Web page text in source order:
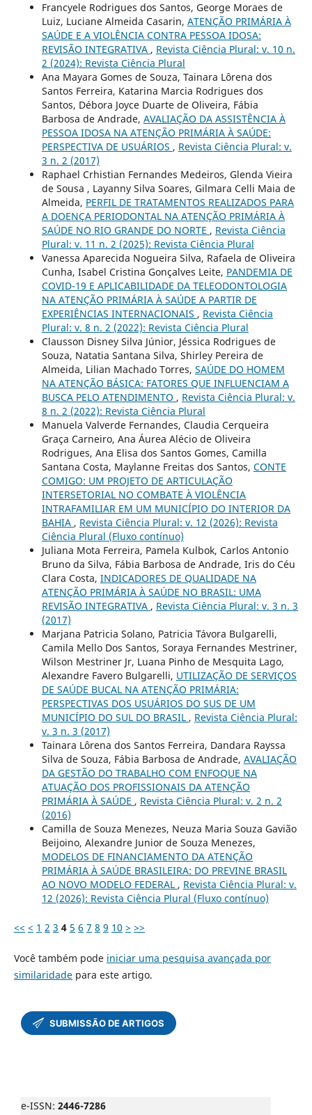
Francyele Rodrigues dos Santos, George Moraes de
Luiz, Luciane Almeida Casarin, ATENÇÃO PRIMÁRIA À
SAÚDE E A VIOLÊNCIA CONTRA PESSOA IDOSA:
REVISÃO INTEGRATIVA , Revista Ciência Plural: v. 10 n.
2 (2024): Revista Ciência Plural
Ana Mayara Gomes de Souza, Tainara Lôrena dos
Santos Ferreira, Katarina Marcia Rodrigues dos
Santos, Débora Joyce Duarte de Oliveira, Fábia
Barbosa de Andrade, AVALIAÇÃO DA ASSISTÊNCIA À
PESSOA IDOSA NA ATENÇÃO PRIMÁRIA À SAÚDE:
PERSPECTIVA DE USUÁRIOS , Revista Ciência Plural: v.
3 n. 2 (2017)
Raphael Crhistian Fernandes Medeiros, Glenda Vieira
de Sousa , Layanny Silva Soares, Gilmara Celli Maia de
Almeida, PERFIL DE TRATAMENTOS REALIZADOS PARA
A DOENÇA PERIODONTAL NA ATENÇÃO PRIMÁRIA À
SAÚDE NO RIO GRANDE DO NORTE , Revista Ciência
Plural: v. 11 n. 2 (2025): Revista Ciência Plural
Vanessa Aparecida Nogueira Silva, Rafaela de Oliveira
Cunha, Isabel Cristina Gonçalves Leite, PANDEMIA DE
COVID-19 E APLICABILIDADE DA TELEODONTOLOGIA
NA ATENÇÃO PRIMÁRIA À SAÚDE A PARTIR DE
EXPERIÊNCIAS INTERNACIONAIS , Revista Ciência
Plural: v. 8 n. 2 (2022): Revista Ciência Plural
Clausson Disney Silva Júnior, Jéssica Rodrigues de
Souza, Natatia Santana Silva, Shirley Pereira de
Almeida, Lilian Machado Torres, SAÚDE DO HOMEM
NA ATENÇÃO BÁSICA: FATORES QUE INFLUENCIAM A
BUSCA PELO ATENDIMENTO , Revista Ciência Plural: v.
8 n. 2 (2022): Revista Ciência Plural
Manuela Valverde Fernandes, Claudia Cerqueira
Graça Carneiro, Ana Áurea Alécio de Oliveira
Rodrigues, Ana Elisa dos Santos Gomes, Camilla
Santana Costa, Maylanne Freitas dos Santos, CONTE
COMIGO: UM PROJETO DE ARTICULAÇÃO
INTERSETORIAL NO COMBATE À VIOLÊNCIA
INTRAFAMILIAR EM UM MUNICÍPIO DO INTERIOR DA
BAHIA , Revista Ciência Plural: v. 12 (2026): Revista
Ciência Plural (Fluxo contínuo)
Juliana Mota Ferreira, Pamela Kulbok, Carlos Antonio
Bruno da Silva, Fábia Barbosa de Andrade, Iris do Céu
Clara Costa, INDICADORES DE QUALIDADE NA
ATENÇÃO PRIMÁRIA À SAÚDE NO BRASIL: UMA
REVISÃO INTEGRATIVA , Revista Ciência Plural: v. 3 n. 3
(2017)
Marjana Patricia Solano, Patricia Távora Bulgarelli,
Camila Mello Dos Santos, Soraya Fernandes Mestriner,
Wilson Mestriner Jr, Luana Pinho de Mesquita Lago,
Alexandre Favero Bulgarelli, UTILIZAÇÃO DE SERVIÇOS
DE SAÚDE BUCAL NA ATENÇÃO PRIMÁRIA:
PERSPECTIVAS DOS USUÁRIOS DO SUS DE UM
MUNICÍPIO DO SUL DO BRASIL , Revista Ciência Plural:
v. 3 n. 3 (2017)
Tainara Lôrena dos Santos Ferreira, Dandara Rayssa
Silva de Souza, Fábia Barbosa de Andrade, AVALIAÇÃO
DA GESTÃO DO TRABALHO COM ENFOQUE NA
ATUAÇÃO DOS PROFISSIONAIS DA ATENÇÃO
PRIMÁRIA À SAÚDE , Revista Ciência Plural: v. 2 n. 2
(2016)
Camilla de Souza Menezes, Neuza Maria Souza Gavião
Beijoino, Alexandre Junior de Souza Menezes,
MODELOS DE FINANCIAMENTO DA ATENÇÃO
PRIMÁRIA À SAÚDE BRASILEIRA: DO PREVINE BRASIL
AO NOVO MODELO FEDERAL , Revista Ciência Plural: v.
12 (2026): Revista Ciência Plural (Fluxo contínuo)
<< < 1 2 3 4 5 6 7 8 9 10 > >>
Você também pode iniciar uma pesquisa avançada por
similaridadepara este artigo.
e-ISSN: 2446-7286